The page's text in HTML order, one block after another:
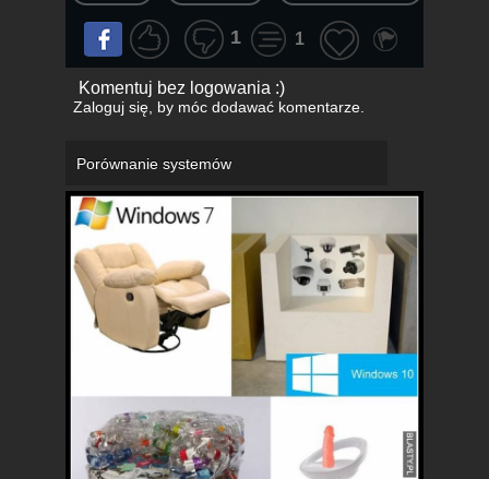
1 1
Komentuj bez logowania :)
Zaloguj się, by móc dodawać komentarze.
Porównanie systemów